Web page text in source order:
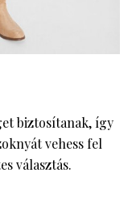
biztosítanak, így
vehess fel
választás.